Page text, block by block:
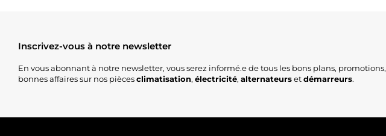
Inscrivez-vous à notre newsletter
En vous abonnant à notre newsletter, vous serez informé.e de tous les bons plans, promotions,
bonnes affaires sur nos piècesclimatisation, électricité, alternateursetdémarreurs.